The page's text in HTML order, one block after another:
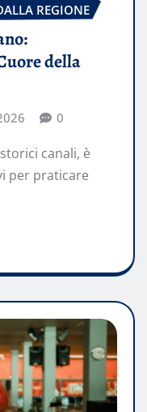
REGIONE
della
0
canali, è
per praticare